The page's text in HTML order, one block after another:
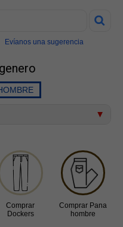
Evíanos una sugerencia
Comprar
Dockers
Comprar Pana
hombre